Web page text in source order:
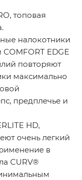
топовая
налокотники
EDGE
повторяют
максимально
предплечье и
HD,
очень легкий
в
CURV®